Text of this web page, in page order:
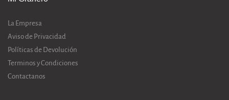
La Empresa
Aviso de Privacidad
Políticas de Devolución
Terminos y Condiciones
Contactanos